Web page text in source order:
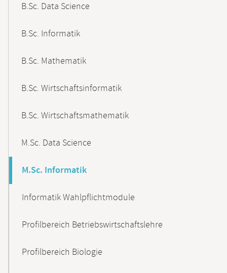
B.Sc. Data Science
B.Sc. Informatik
B.Sc. Mathematik
B.Sc. Wirtschaftsinformatik
B.Sc. Wirtschaftsmathematik
M.Sc. Data Science
M.Sc. Informatik
Informatik Wahlpflichtmodule
Profilbereich Betriebswirtschaftslehre
Profilbereich Biologie